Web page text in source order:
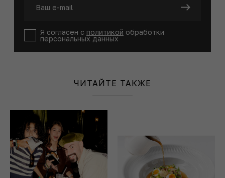
Я согласен с политикой обработки
персональных данных
ЧИТАЙТЕ ТАКЖЕ